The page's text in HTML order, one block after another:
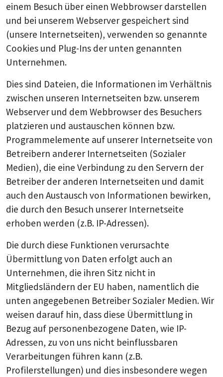
einem Besuch über einen Webbrowser darstellen
und bei unserem Webserver gespeichert sind
(unsere Internetseiten), verwenden so genannte
Cookies und Plug-Ins der unten genannten
Unternehmen.
Dies sind Dateien, die Informationen im Verhältnis
zwischen unseren Internetseiten bzw. unserem
Webserver und dem Webbrowser des Besuchers
platzieren und austauschen können bzw.
Programmelemente auf unserer Internetseite von
Betreibern anderer Internetseiten (Sozialer
Medien), die eine Verbindung zu den Servern der
Betreiber der anderen Internetseiten und damit
auch den Austausch von Informationen bewirken,
die durch den Besuch unserer Internetseite
erhoben werden (z.B. IP-Adressen).
Die durch diese Funktionen verursachte
Übermittlung von Daten erfolgt auch an
Unternehmen, die ihren Sitz nicht in
Mitgliedsländern der EU haben, namentlich die
unten angegebenen Betreiber Sozialer Medien. Wir
weisen darauf hin, dass diese Übermittlung in
Bezug auf personenbezogene Daten, wie IP-
Adressen, zu von uns nicht beinflussbaren
Verarbeitungen führen kann (z.B.
Profilerstellungen) und dies insbesondere wegen